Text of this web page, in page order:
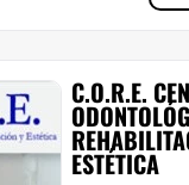
C.O.R.E.
ESTÉTICA